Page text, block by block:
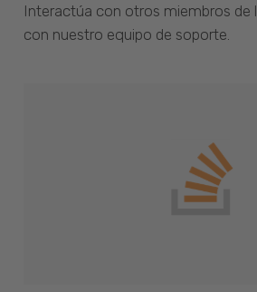
Interactúa con otros miembros de
con nuestro equipo de soporte.